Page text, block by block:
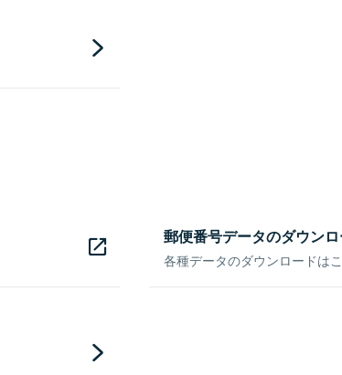
郵便番号データのダウン
各種データのダウンロードは